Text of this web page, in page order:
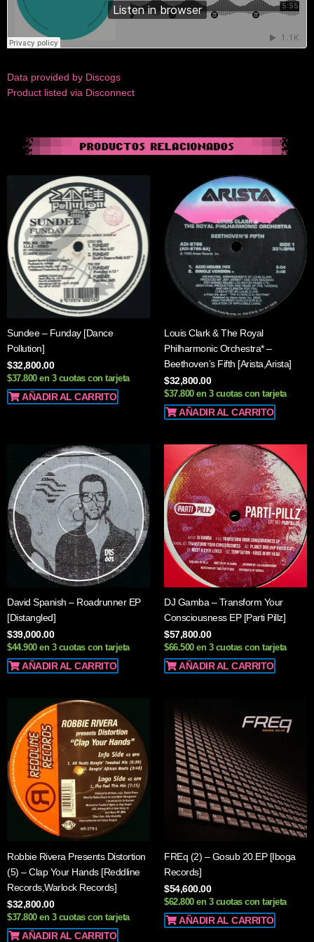
Data provided by Discogs
Product listed via Disconnect
Sundee – Funday [Dance
Pollution]
$32,800.00
$37.800 en 3 cuotas con tarjeta
AÑADIR AL CARRITO
Louis Clark & The Royal
Philharmonic Orchestra* –
Beethoven’s Fifth [Arista,Arista]
$32,800.00
$37.800 en 3 cuotas con tarjeta
AÑADIR AL CARRITO
David Spanish – Roadrunner EP
[Distangled]
$39,000.00
$44.900 en 3 cuotas con tarjeta
AÑADIR AL CARRITO
DJ Gamba – Transform Your
Consciousness EP [Parti Pillz]
$57,800.00
$66.500 en 3 cuotas con tarjeta
AÑADIR AL CARRITO
Robbie Rivera Presents Distortion
(5) – Clap Your Hands [Reddline
Records,Warlock Records]
$32,800.00
$37.800 en 3 cuotas con tarjeta
AÑADIR AL CARRITO
FREq (2) – Gosub 20.EP [Iboga
Records]
$54,600.00
$62.800 en 3 cuotas con tarjeta
AÑADIR AL CARRITO